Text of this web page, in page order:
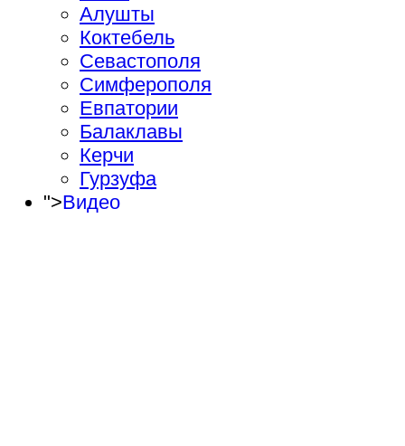
Алушты
Коктебель
Севастополя
Симферополя
Евпатории
Балаклавы
Керчи
Гурзуфа
">Видео